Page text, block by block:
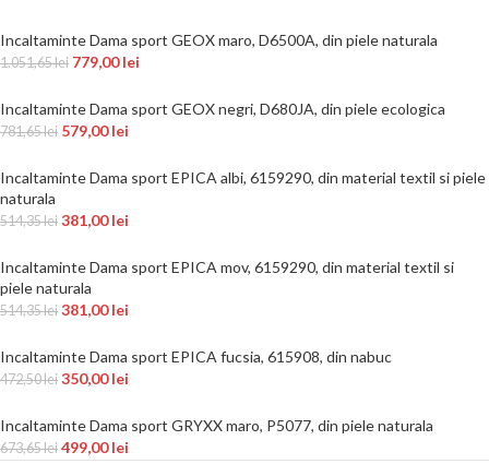
Incaltaminte Dama sport GEOX maro, D6500A, din piele naturala
1.051,65lei 779,00lei
Incaltaminte Dama sport GEOX negri, D680JA, din piele ecologica
781,65lei 579,00lei
Incaltaminte Dama sport EPICA albi, 6159290, din material textil si piele
naturala
514,35lei 381,00lei
Incaltaminte Dama sport EPICA mov, 6159290, din material textil si
piele naturala
514,35lei 381,00lei
Incaltaminte Dama sport EPICA fucsia, 615908, din nabuc
472,50lei 350,00lei
Incaltaminte Dama sport GRYXX maro, P5077, din piele naturala
673,65lei 499,00lei